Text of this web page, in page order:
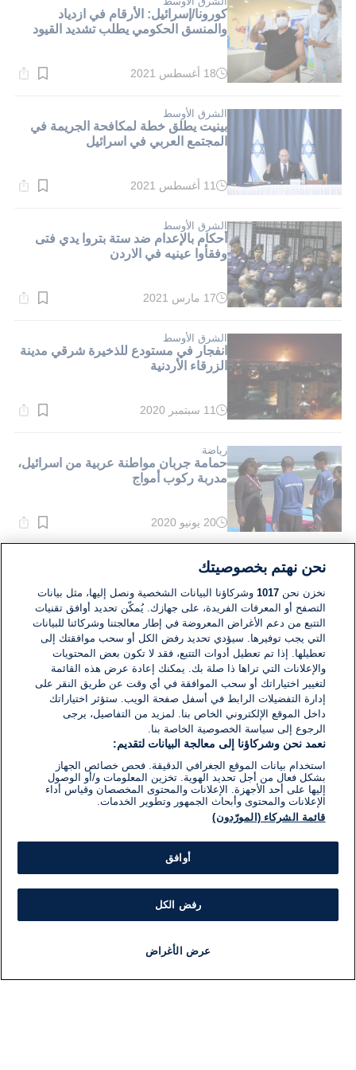
كورونا/إسرائيل: الأرقام في ازدياد
والمنسق الحكومي يطلب تشديد القيود
وقت
دقيقة.
18 أغسطس 2021
الشرق الأوسط
بينيت يطلق خطة لمكافحة الجريمة في
المجتمع العربي في اسرائيل
وقت
دقيقة.
11 أغسطس 2021
الشرق الأوسط
أحكام بالإعدام ضد ستة بتروا يدي فتى
وفقأوا عينيه في الاردن
وقت
دقيقة.
17 مارس 2021
الشرق الأوسط
انفجار في مستودع للذخيرة شرقي مدينة
الزرقاء الأردنية
وقت
دقيقة.
11 سبتمبر 2020
رياضة
حمامة جربان مواطنة عربية من اسرائيل،
مدربة ركوب أمواج
وقت
دقيقة.
20 يونيو 2020
الشرق الأوسط
العشرات في ساحة الاعتصام بالنجف
وقت
القراءة:
1}
دقيقة.
06 فبراير 2020
نحن نهتم بخصوصيتك
نخزن نحن1017 وشركاؤنا البيانات الشخصية ونصل إليها، مثل بيانات
التصفح أو المعرفات الفريدة، على جهازك. يُمكّن تحديد أوافق تقنيات
التتبع من دعم الأغراض المعروضة في إطار معالجتنا وشركائنا للبيانات
التي يجب توفيرها. سيؤدي تحديد رفض الكل أو سحب موافقتك إلى
تعطيلها. إذا تم تعطيل أدوات التتبع، فقد لا تكون بعض المحتويات
والإعلانات التي تراها ذا صلة بك. يمكنك إعادة عرض هذه القائمة
لتغيير اختياراتك أو سحب الموافقة في أي وقت عن طريق النقر على
إدارة التفضيلات الرابط في أسفل صفحة الويب. ستؤثر اختياراتك
داخل الموقع الإلكتروني الخاص بنا. لمزيد من التفاصيل، يرجى
الرجوع إلى سياسة الخصوصية الخاصة بنا.
نعمد نحن وشركاؤنا إلى معالجة البيانات لتقديم:
استخدام بيانات الموقع الجغرافي الدقيقة. فحص خصائص الجهاز
بشكل فعال من أجل تحديد الهوية. تخزين المعلومات و/أو الوصول
إليها على أحد الأجهزة. الإعلانات والمحتوى المخصصان وقياس أداء
الإعلانات والمحتوى وأبحاث الجمهور وتطوير الخدمات.
قائمة الشركاء (المورّدون)
أوافق
رفض الكل
عرض الأغراض